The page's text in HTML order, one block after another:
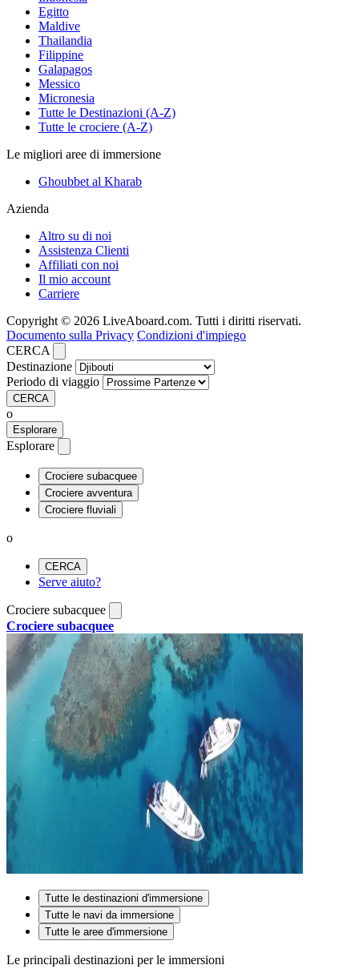
Egitto
Maldive
Thailandia
Filippine
Galapagos
Messico
Micronesia
Tutte le Destinazioni (A-Z)
Tutte le crociere (A-Z)
Le migliori aree di immersione
Ghoubbet al Kharab
Azienda
Altro su di noi
Assistenza Clienti
Affiliati con noi
Il mio account
Carriere
Copyright © 2026 LiveAboard.com. Tutti i diritti riservati.
Documento sulla Privacy Condizioni d'impiego
CERCA
Destinazione
Periodo di viaggio
CERCA
o
Esplorare
Esplorare
Crociere subacquee
Crociere avventura
Crociere fluviali
o
CERCA
Serve aiuto?
Crociere subacquee
Crociere subacquee
Tutte le destinazioni d'immersione
Tutte le navi da immersione
Tutte le aree d'immersione
Le principali destinazioni per le immersioni